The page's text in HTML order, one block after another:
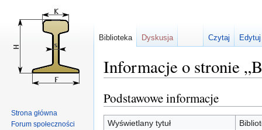
Informacje o stronie
Przejdź
do
nawigacji
Przejdź
do
wyszukiwania
Podstawowe informacje
Wyświetlany tytuł
Biblioteka Dyskusja Czytaj
Strona główna
Forum społeczności